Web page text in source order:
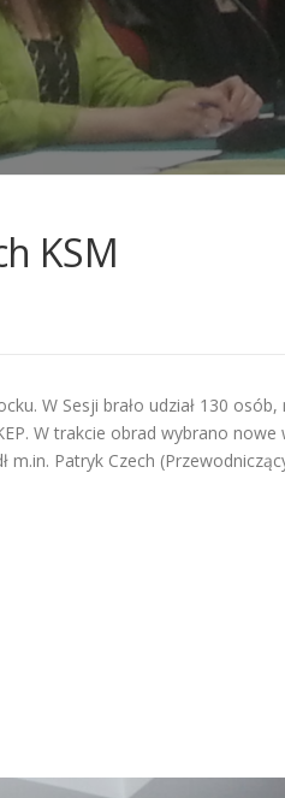
KSM
W Sesji brało udział 130
W trakcie obrad wybrano
Patryk Czech